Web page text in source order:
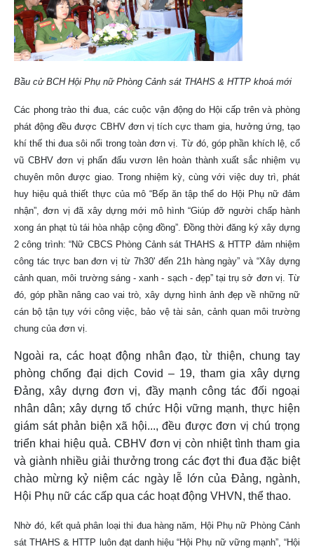
Bầu cử BCH Hội Phụ nữ Phòng Cảnh sát THAHS & HTTP khoá mới
Các phong trào thi đua, các cuộc vận động do Hội cấp trên và phòng
phát động đều được CBHV đơn vị tích cực tham gia, hưởng ứng, tạo
khí thế thi đua sôi nổi trong toàn đơn vị. Từ đó, góp phần khích lệ, cổ
vũ CBHV đơn vị phấn đấu vươn lên hoàn thành xuất sắc nhiệm vụ
chuyên môn được giao. Trong nhiệm kỳ, cùng với việc duy trì, phát
huy hiệu quả thiết thực của mô “Bếp ăn tập thể do Hội Phụ nữ đảm
nhận”, đơn vị đã xây dựng mới mô hình “Giúp đỡ người chấp hành
xong án phạt tù tái hòa nhập cộng đồng”. Đồng thời đăng ký xây dựng
2 công trình: “Nữ CBCS Phòng Cảnh sát THAHS & HTTP đảm nhiệm
công tác trực ban đơn vị từ 7h30' đến 21h hàng ngày” và “Xây dựng
cảnh quan, môi trường sáng - xanh - sạch - đẹp” tại trụ sở đơn vị. Từ
đó, góp phần nâng cao vai trò, xây dựng hình ảnh đẹp về những nữ
cán bộ tận tụy với công việc, bảo vệ tài sản, cảnh quan môi trường
chung của đơn vị.
Ngoài ra, các hoạt động nhân đạo, từ thiện, chung tay
phòng chống đại dịch Covid – 19, tham gia xây dựng
Đảng, xây dựng đơn vị, đầy mạnh công tác đối ngoại
nhân dân; xây dựng tổ chức Hội vững mạnh, thực hiện
giám sát phản biện xã hội..., đều được đơn vị chú trọng
triển khai hiệu quả. CBHV đơn vị còn nhiệt tình tham gia
và giành nhiều giải thưởng trong các đợt thi đua đặc biệt
chào mừng kỷ niệm các ngày lễ lớn của Đảng, ngành,
Hội Phụ nữ các cấp qua các hoạt động VHVN, thể thao.
Nhờ đó, kết quả phân loại thi đua hàng năm, Hội Phụ nữ Phòng Cảnh
sát THAHS & HTTP luôn đạt danh hiệu “Hội Phụ nữ vững mạnh”, “Hội